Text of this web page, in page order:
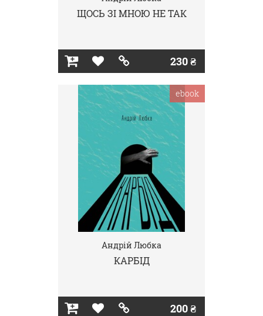
ЩОСЬ ЗІ МНОЮ НЕ ТАК
230 ₴
Андрій Любка
КАРБІД
200 ₴
ebook